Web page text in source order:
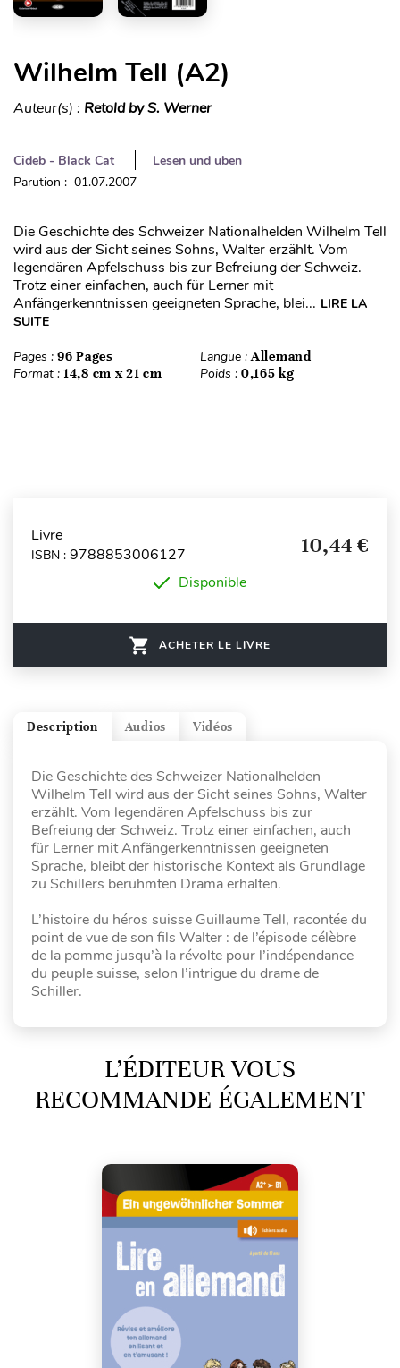
Wilhelm Tell (A2)
Auteur(s) : Retold by S. Werner
Cideb - Black Cat
Lesen und uben
Parution : 01.07.2007
Die Geschichte des Schweizer Nationalhelden Wilhelm Tell
wird aus der Sicht seines Sohns, Walter erzählt. Vom
legendären Apfelschuss bis zur Befreiung der Schweiz.
Trotz einer einfachen, auch für Lerner mit
Anfängerkenntnissen geeigneten Sprache, blei... LIRE LA
SUITE
Pages : 96 Pages Langue :Allemand
Format : 14,8 cm x 21 cm Poids : 0,165 kg
Livre
ISBN : 9788853006127 10,44 €
Disponible
ACHETER LE LIVRE
Vidéos
Audios
Description
Die Geschichte des Schweizer Nationalhelden
Wilhelm Tell wird aus der Sicht seines Sohns, Walter
erzählt. Vom legendären Apfelschuss bis zur
Befreiung der Schweiz. Trotz einer einfachen, auch
für Lerner mit Anfängerkenntnissen geeigneten
Sprache, bleibt der historische Kontext als Grundlage
zu Schillers berühmten Drama erhalten.
L’histoire du héros suisse Guillaume Tell, racontée du
point de vue de son fils Walter : de l’épisode célèbre
de la pomme jusqu’à la révolte pour l’indépendance
du peuple suisse, selon l’intrigue du drame de
Schiller.
L’ÉDITEUR VOUS
RECOMMANDE ÉGALEMENT